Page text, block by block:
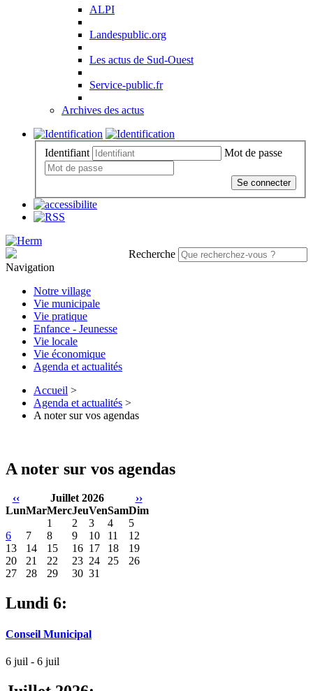
ALPI
Landespublic.org
Les actus de Sud-Ouest
Service-public.fr
Archives des actus
Identifiant Mot de passe
Se connecter
Recherche
Navigation
Notre village
Vie municipale
Vie pratique
Enfance - Jeunesse
Vie locale
Vie économique
Agenda et actualités
Accueil >
Agenda et actualités >
A noter sur vos agendas
A noter sur vos agendas
‹‹ Juillet 2026
››
LunMarMercJeuVenSamDim
1
2 3 4
5
6
7 8 9 10 11
12
13
14 15 16 17 18
19
20
21 22 23 24 25
26
27
28 29 30 31
Lundi 6:
Conseil Municipal
6 juil - 6 juil